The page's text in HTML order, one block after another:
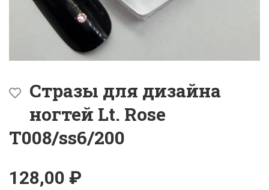
Стразы для дизайна
ногтей Lt. Rose
T008/ss6/200
128,00 ₽